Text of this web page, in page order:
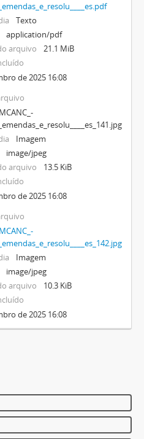
Texto
application/pdf
arquivo
21.1 MiB
de 2025 16:08
Imagem
image/jpeg
arquivo
13.5 KiB
de 2025 16:08
Imagem
image/jpeg
arquivo
10.3 KiB
de 2025 16:08